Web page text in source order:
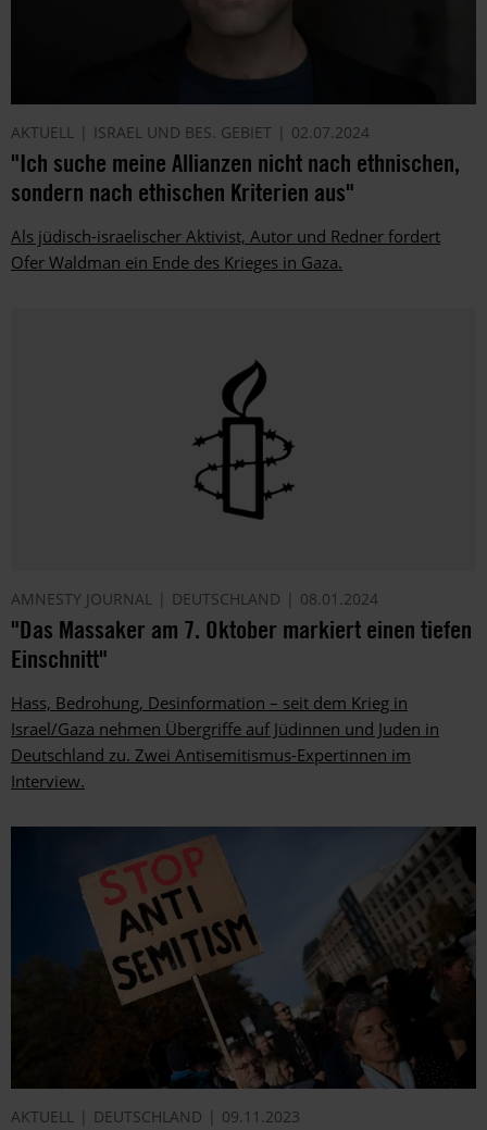
AKTUELL ISRAEL UND BES. GEBIET 02.07.2024
"Ich suche meine Allianzen nicht nach ethnischen,
sondern nach ethischen Kriterien aus"
Als jüdisch-israelischer Aktivist, Autor und Redner fordert
Ofer Waldman ein Ende des Krieges in Gaza.
AMNESTY JOURNAL DEUTSCHLAND 08.01.2024
"Das Massaker am 7. Oktober markiert einen tiefen
Einschnitt"
Hass, Bedrohung, Desinformation – seit dem Krieg in
Israel/Gaza nehmen Übergriffe auf Jüdinnen und Juden in
Deutschland zu. Zwei Antisemitismus-Expertinnen im
Interview.
AKTUELL DEUTSCHLAND 09.11.2023